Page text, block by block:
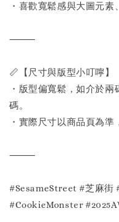
・喜歡寬鬆感與大圖元素
⸻
📏【尺寸與版型小叮嚀】
・版型偏寬鬆，如介於
碼。
・實際尺寸以商品頁為準
⸻
#SesameStreet #芝麻街
#CookieMonster